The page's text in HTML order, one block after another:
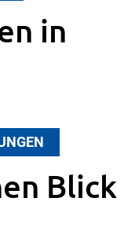
in
Blick